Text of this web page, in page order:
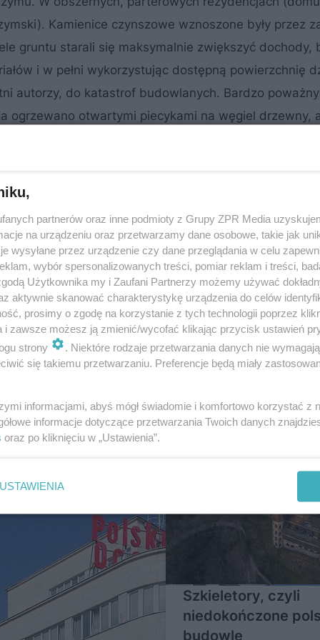
Kamienice czynszowe wznoszone były przez
gruntu starali się maksymalnie zwiększyć dochody,
i w pełni wykorzystując dostępną powierzchnię
autorzy, do katastrof budowlanych. Bardzo
ogrzewano otwartymi piecykami na węgiel drzewny, a
się zapobiegać kolejni władcy Rzymu. Cesarz
czyli ok. 20,7 m. Neron zmniejszył maksymalną
przeciwpożarowych.W szczytowym okresie
miało własne nazwy, co przy braku nazw ulic
się w Ostii koło Rzymu. Powiązane hasła
S. L., Rome: A Living Portrait of an Ancient
Imperial Rome, Princeton 1943Kamm A., Graham A.,
Architektury
20
Szkieletory, czyli
niedokończone
budowle
partnerów oraz inne podmioty z Grupy ZPR Media
na urządzeniu oraz przetwarzamy dane osobowe, takie jak
wysyłane przez urządzenie czy dane przeglądania w celu
wybór spersonalizowanych treści, pomiar reklam i treści,
Użytkownika my i Zaufani Partnerzy możemy używać
aktywnie skanować charakterystykę urządzenia do celów
prosimy o zgodę na korzystanie z tych technologii poprzez
i zawsze możesz ją zmienić/wycofać klikając przycisk ustawień
strony
. Niektóre rodzaje przetwarzania danych nie
się takiemu przetwarzaniu. Preferencje będą miały
informacjami, abyś mógł świadomie i komfortowo korzystać z
informacje dotyczące przetwarzania Twoich danych
oraz po kliknięciu w „Ustawienia”.
USTAWIENIA